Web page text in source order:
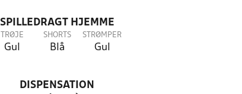
SPILLEDRAGT HJEMME
TRØJE
Gul
SHORTS
Blå
STRØMPER
Gul
DISPENSATION